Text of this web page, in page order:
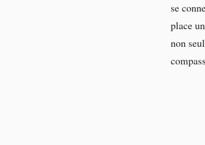
se
place
non